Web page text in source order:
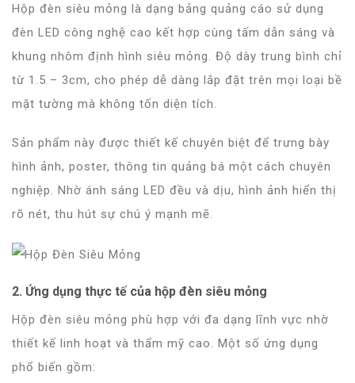
Hộp đèn siêu mỏng là dạng bảng quảng cáo sử dụng
đèn LED công nghệ cao kết hợp cùng tấm dẫn sáng và
khung nhôm định hình siêu mỏng. Độ dày trung bình chỉ
từ 1.5 – 3cm, cho phép dễ dàng lắp đặt trên mọi loại bề
mặt tường mà không tốn diện tích.
Sản phẩm này được thiết kế chuyên biệt để trưng bày
hình ảnh, poster, thông tin quảng bá một cách chuyên
nghiệp. Nhờ ánh sáng LED đều và dịu, hình ảnh hiển thị
rõ nét, thu hút sự chú ý mạnh mẽ.
2. Ứng dụng thực tế của hộp đèn siêu mỏng
Hộp đèn siêu mỏng phù hợp với đa dạng lĩnh vực nhờ
thiết kế linh hoạt và thẩm mỹ cao. Một số ứng dụng
phổ biến gồm: